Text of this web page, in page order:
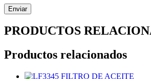
PRODUCTOS
Productos relacionados